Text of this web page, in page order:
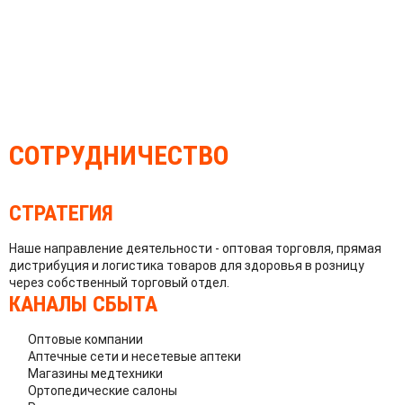
СОТРУДНИЧЕСТВО
СТРАТЕГИЯ
Наше направление деятельности - оптовая торговля, прямая
дистрибуция и логистика товаров для здоровья в розницу
через собственный торговый отдел.
КАНАЛЫ СБЫТА
Оптовые компании
Аптечные сети и несетевые аптеки
Магазины медтехники
Ортопедические салоны